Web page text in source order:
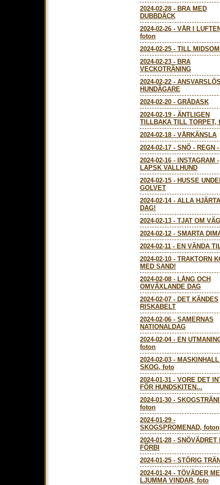
2024-02-28 - BRA MED
DUBBDÄCK
2024-02-26 - VÅR I
foton
2024-02-25 - TILL
2024-02-23 - BRA
VECKOTRÄNING
2024-02-22 -
HUNDÄGARE
2024-02-20 - GRÅDASK
2024-02-19 - ÄNTLIGEN
TILLBAKA TILL TORPET,
2024-02-18 - VÅRKÄNSLA
2024-02-17 - SNÖ - REGN
2024-02-16 -
INSTAGRAM -
LAPSK VALLHUND
2024-02-15 - HUSSE
GOLVET
2024-02-14- ALLA
DAG!
2024-02-13 - TJAT OM
2024-02-12 - SMARTA
2024-02-11 - EN VÄNDA
2024-02-10 - TRAKTORN
MED SAND!
2024-02-08 - LÅNG OCH
OMVÄXLANDE DAG
2024-02-07 - DET KÄNDES
RISKABELT
2024-02-06 - SAMERNAS
NATIONALDAG
2024-02-04- EN
foton
2024-02-03 -
SKOG, foto
2024-01-31 - VORE DET
FÖR HUNDSKITEN...
2024-01-30 -
foton
2024-01-29 -
SKOGSPROMENAD, foton
2024-01-28 - SNÖVÄDRET
FÖRBI
2024-01-25 - STÖRIG
2024-01-24- TÖVÄDER
LJUMMA VINDAR, foto